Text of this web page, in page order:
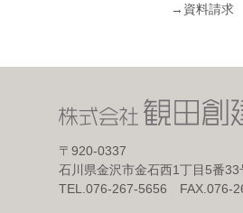
→ 資料請求
〒920-0337
石川県金沢市金石西1丁目5番33
TEL.076-267-5656 FAX.076-